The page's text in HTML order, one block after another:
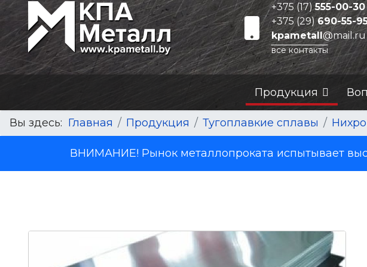
+375 (17)555-00-30
+375 (29)690-55-
kpametall@mail.ru
все контакты
Продукция
Вы здесь: Главная Продукция Тугоплавкие сплавы
ВНИМАНИЕ! Рынок металлопроката испытывает